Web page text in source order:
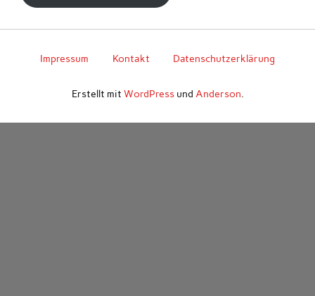
Impressum Kontakt Datenschutzerklärung
Erstellt mit WordPressund Anderson